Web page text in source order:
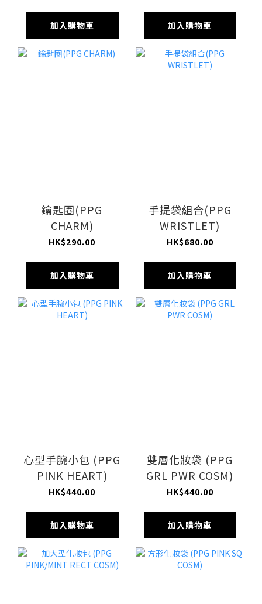
加入購物車 加入購物車
鑰匙圈(PPG
CHARM)
HK$290.00
加入購物車
手提袋組合(PPG
WRISTLET)
HK$680.00
加入購物車
心型手腕小包 (PPG
PINK HEART)
HK$440.00
加入購物車
雙層化妝袋 (PPG
GRL PWR COSM)
HK$440.00
加入購物車